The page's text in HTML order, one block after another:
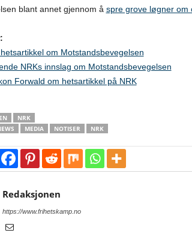
blant annet gjennom å spre grove løgner om
om Motstandsbevegelsen
NRKs innslag om Motstandsbevegelsen
Forwald om hetsartikkel på NRK
NRK
MEDIA NOTISER NRK
Redaksjonen
https://www.frihetskamp.no